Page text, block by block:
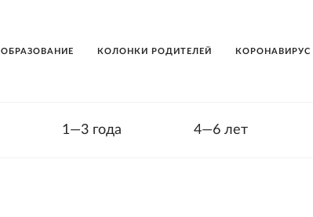
ОБРАЗОВАНИЕ КОЛОНКИ РОДИТЕЛЕЙ КОРОНАВИРУС
1—3 года 4—6 лет